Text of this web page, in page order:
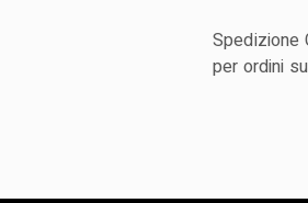
Spedizione
per ordini